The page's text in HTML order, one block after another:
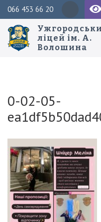
Перейти
до
вмісту
(натисніть
066 453 66 20
ліцей ім. А.
Волошина
0-02-05-